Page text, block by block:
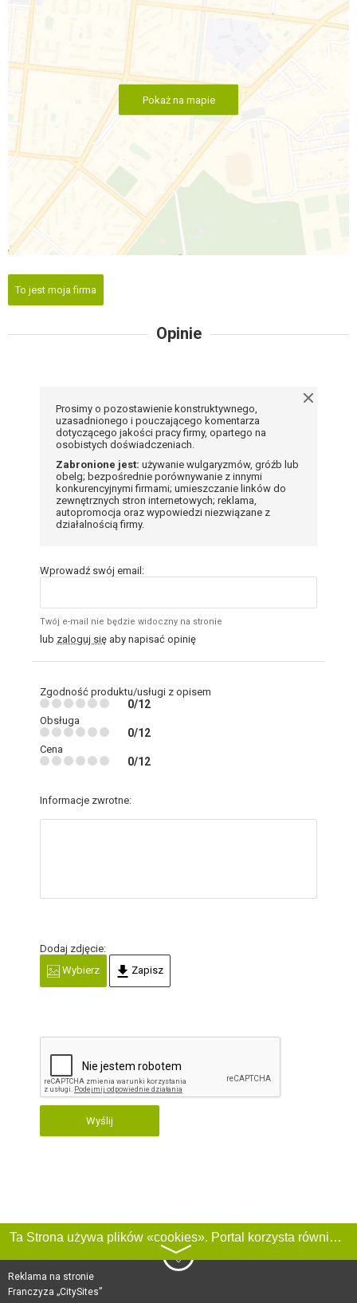
Pokaż na mapie
To jest moja firma
Opinie
Prosimy o pozostawienie konstruktywnego,
uzasadnionego i pouczającego komentarza
dotyczącego jakości pracy firmy, opartego na
osobistych doświadczeniach.
Zabronione jest: używanie wulgaryzmów, gróźb lub
obelg; bezpośrednie porównywanie z innymi
konkurencyjnymi firmami; umieszczanie linków do
zewnętrznych stron internetowych; reklama,
autopromocja oraz wypowiedzi niezwiązane z
działalnością firmy.
Wprowadź swój email:
Twój e-mail nie będzie widoczny na stronie
lub zaloguj się aby napisać opinię
Zgodność produktu/usługi z opisem
0/12
Obsługa
0/12
Cena
0/12
Informacje zwrotne:
Dodaj zdjęcie:
Wybierz
Zapisz
Wyślij
Ta Strona używa plików «cookies». Portal korzysta również z serwisu internetowego do zbierania danych technicznych o odwiedzających w celu uzyskania informacji marketingowych i statystycznych. Warunki przetwarzania danych odwiedzających Stronę, patrz:
〉
Reklama na stronie
Franczyza „CitySites”